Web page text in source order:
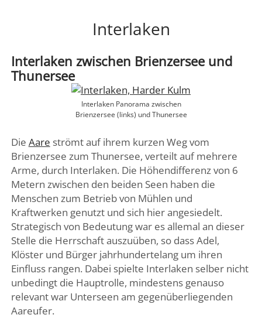
GENFER SEE – WAADTLAND
ZÜRICH
FRIBOURG – FREIBURG
Interlaken
Interlaken zwischen Brienzersee und
Thunersee
Interlaken Panorama zwischen
Brienzersee (links) und Thunersee
Die Aare strömt auf ihrem kurzen Weg vom
Brienzersee zum Thunersee, verteilt auf mehrere
Arme, durch Interlaken. Die Höhendifferenz von 6
Metern zwischen den beiden Seen haben die
Menschen zum Betrieb von Mühlen und
Kraftwerken genutzt und sich hier angesiedelt.
Strategisch von Bedeutung war es allemal an dieser
Stelle die Herrschaft auszuüben, so dass Adel,
Klöster und Bürger jahrhundertelang um ihren
Einfluss rangen. Dabei spielte Interlaken selber nicht
unbedingt die Hauptrolle, mindestens genauso
relevant war Unterseen am gegenüberliegenden
Aareufer.